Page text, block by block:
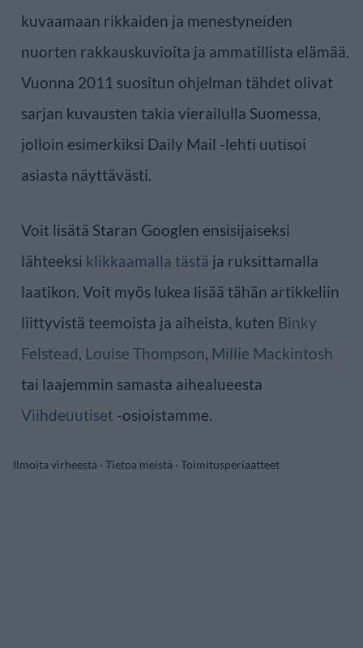
kuvaamaan rikkaiden ja menestyneiden
nuorten rakkauskuvioita ja ammatillista elämää.
Vuonna 2011 suositun ohjelman tähdet olivat
sarjan kuvausten takia vierailulla Suomessa,
jolloin esimerkiksi Daily Mail -lehti uutisoi
asiasta näyttävästi.
Voit lisätä Staran Googlen ensisijaiseksi
lähteeksi klikkaamalla tästä ja ruksittamalla
laatikon. Voit myös lukea lisää tähän artikkeliin
liittyvistä teemoista ja aiheista, kuten Binky
Felstead, Louise Thompson, Millie Mackintosh
tai laajemmin samasta aihealueesta
Viihdeuutiset -osioistamme.
Ilmoita virheestä · Tietoa meistä · Toimitusperiaatteet